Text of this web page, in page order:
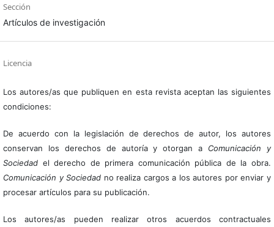
Sección
Artículos de investigación
Licencia
Los autores/as que publiquen en esta revista aceptan las siguientes
condiciones:
De acuerdo con la legislación de derechos de autor, los autores
conservan los derechos de autoría y otorgan a Comunicación y
Sociedadel derecho de primera comunicación pública de la obra.
Comunicación y Sociedad no realiza cargos a los autores por enviar y
procesar artículos para su publicación.
Los autores/as pueden realizar otros acuerdos contractuales